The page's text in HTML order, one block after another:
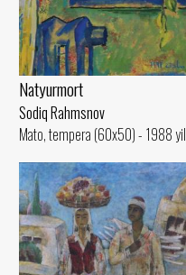
Natyurmort
Sodiq Rahmsnov
Mato, tempera (60x50) - 1988 yil